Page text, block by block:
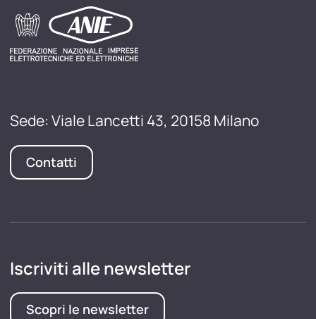
Sede: Viale Lancetti 43, 20158 Milano
Contatti
Iscriviti alle newsletter
Scopri le newsletter